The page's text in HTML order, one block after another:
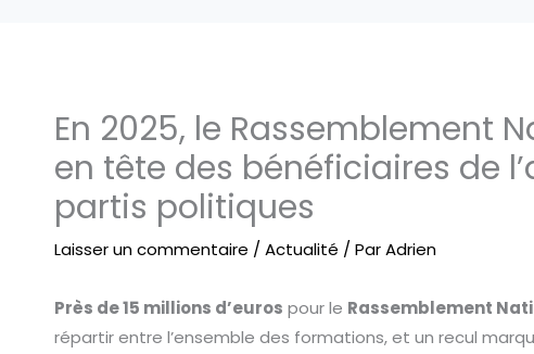
En 2025, le Rassemblement
en tête des bénéficiaires de
partis politiques
Laisser un commentaire /Actualité / ParAdrien
Près de 15 millions d’euros pour le Rassemblement
répartir entre l’ensemble des formations, et un recul